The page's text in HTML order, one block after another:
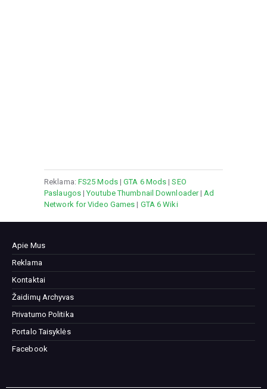
Reklama: FS25 Mods|GTA 6 Mods |SEO
Paslaugos|Youtube Thumbnail Downloader| Ad
Network for Video Games | GTA 6 Wiki
Apie Mus
Reklama
Kontaktai
Žaidimų Archyvas
Privatumo Politika
Portalo Taisyklės
Facebook